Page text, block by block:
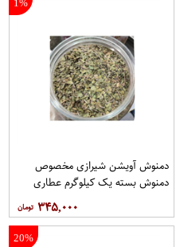
دمنوش آویشن شیرازی مخصوص
دمنوش بسته یک کیلوگرم عطاری
۳۴۵,۰۰۰
20%